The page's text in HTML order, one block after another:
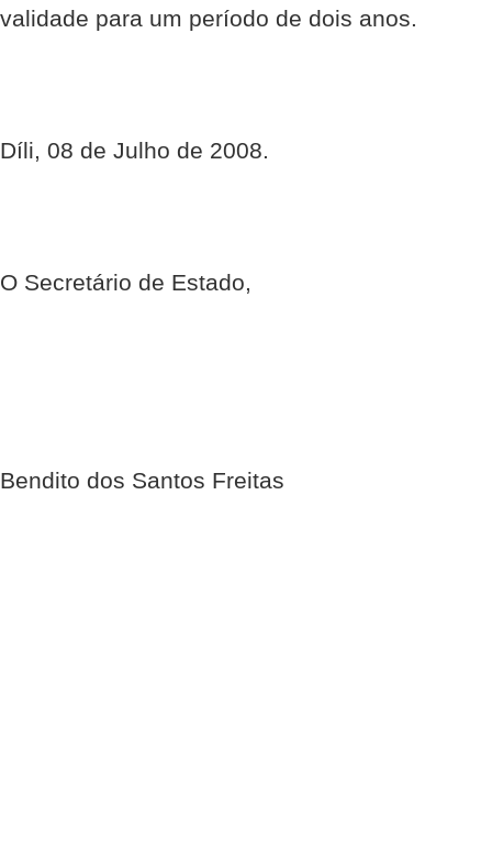
validade para um período de dois anos.
Díli, 08 de Julho de 2008.
O Secretário de Estado,
Bendito dos Santos Freitas